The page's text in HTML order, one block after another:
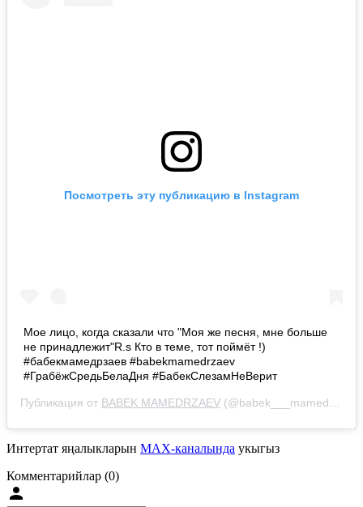
Посмотреть эту публикацию в Instagram
Мое лицо, когда сказали что "Моя же песня, мне больше
не принадлежит"R.s Кто в теме, тот поймёт !)
#бабекмамедрзаев #babekmamedrzaev
#ГрабёжСредьБелаДня #БабекСлезамНеВерит
Публикация от BABEK MAMEDRZAEV (@babek___mamedrzaev)
Интертат яңалыкларын MAX-каналында укыгыз
Комментарийлар (0)